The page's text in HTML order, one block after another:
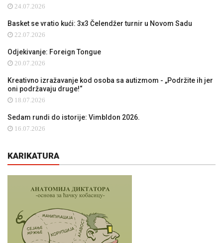
24.07.2026
Basket se vratio kući: 3x3 Čelendžer turnir u Novom Sadu
22.07.2026
Odjekivanje: Foreign Tongue
20.07.2026
Kreativno izražavanje kod osoba sa autizmom - „Podržite ih jer
oni podržavaju druge!“
18.07.2026
Sedam rundi do istorije: Vimbldon 2026.
16.07.2026
KARIKATURA